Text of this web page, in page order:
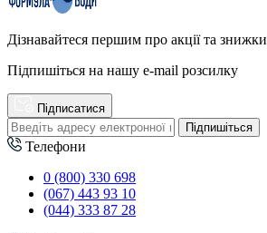
Дізнавайтеся першим про акції та знижки
Підпишіться на нашу e-mail розсилку
Підписатися
Підпишіться
Телефони
0 (800) 330 698
(067) 443 93 10
(044) 333 87 28